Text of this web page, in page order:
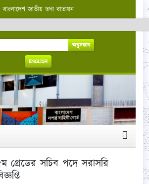
বাংলাদেশ জাতীয় তথ্য বাতায়ন
অনুসন্ধান
ENGLISH
গ্রেডের সচিব পদে সরাসরি